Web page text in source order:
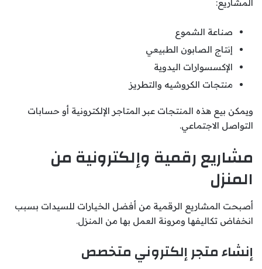
المشاريع:
صناعة الشموع
إنتاج الصابون الطبيعي
الإكسسوارات اليدوية
منتجات الكروشيه والتطريز
ويمكن بيع هذه المنتجات عبر المتاجر الإلكترونية أو حسابات
التواصل الاجتماعي.
مشاريع رقمية وإلكترونية من
المنزل
أصبحت المشاريع الرقمية من أفضل الخيارات للسيدات بسبب
انخفاض تكاليفها ومرونة العمل بها من المنزل.
إنشاء متجر إلكتروني متخصص